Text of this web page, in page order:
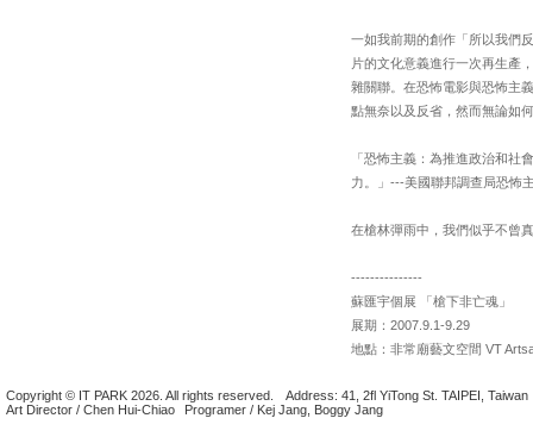
一如我前期的創作「所以我們
片的文化意義進行一次再生產
雜關聯。在恐怖電影與恐怖主
點無奈以及反省，然而無論如
「恐怖主義：為推進政治和社
力。」---美國聯邦調查局恐怖
在槍林彈雨中，我們似乎不曾
---------------
蘇匯宇個展 「槍下非亡魂」
展期：2007.9.1-9.29
地點：非常廟藝文空間 VT
Copyright © IT PARK 2026. All rights reserved.
Address: 41, 2fl YiTong St. TAIPEI, Taiwan
Art Director / Chen Hui-Chiao
Programer / Kej Jang, Boggy Jang